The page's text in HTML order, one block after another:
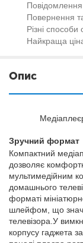
Повернення
Різні способи
Найкраща
Опис
Зручний формат
Компактний
дозволяє
мультимедійним
домашнього
форматі
шлейфом, що
телевізора.У
корпусу гаджета